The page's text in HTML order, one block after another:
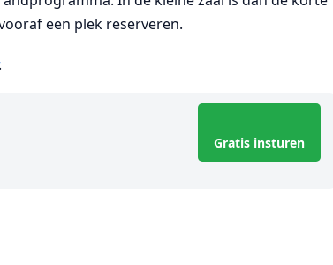
een plek reserveren.
Gratis insturen